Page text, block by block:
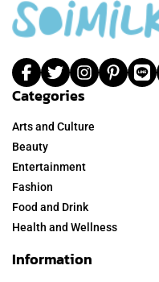
Categories
Arts and Culture
Beauty
Entertainment
Fashion
Food and Drink
Health and Wellness
Information